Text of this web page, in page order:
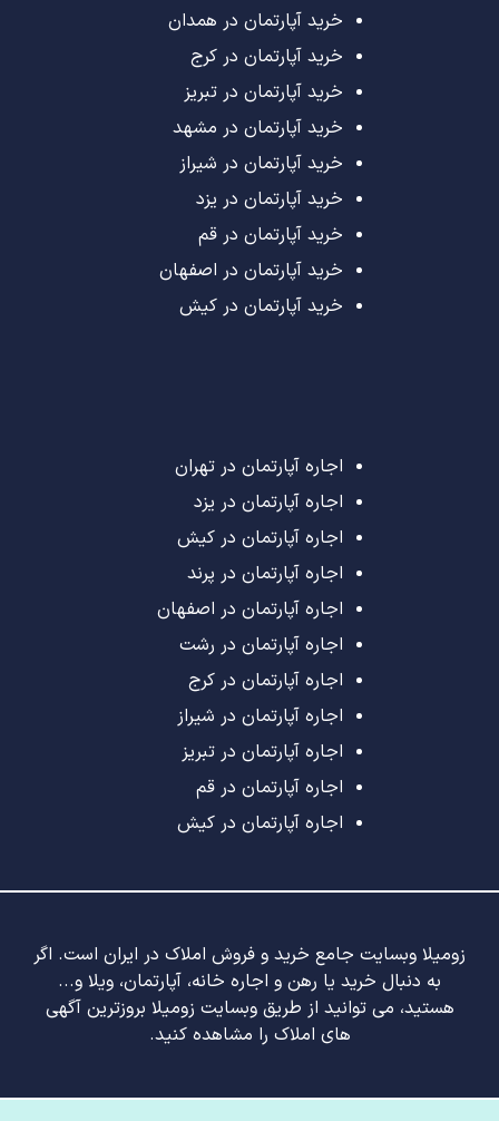
خرید آپارتمان در همدان
خرید آپارتمان در کرج
خرید آپارتمان در تبریز
خرید آپارتمان در مشهد
خرید آپارتمان در شیراز
خرید آپارتمان در یزد
خرید آپارتمان در قم
خرید آپارتمان در اصفهان
خرید آپارتمان در کیش
اجاره آپارتمان در تهران
اجاره آپارتمان در یزد
اجاره آپارتمان در کیش
اجاره آپارتمان در پرند
اجاره آپارتمان در اصفهان
اجاره آپارتمان در رشت
اجاره آپارتمان در کرج
اجاره آپارتمان در شیراز
اجاره آپارتمان در تبریز
اجاره آپارتمان در قم
اجاره آپارتمان در کیش
زومیلا وبسایت جامع خرید و فروش املاک در ایران است. اگر
به دنبال خرید یا رهن و اجاره خانه، آپارتمان، ویلا و...
هستید، می توانید از طریق وبسایت زومیلا بروزترین آگهی
های املاک را مشاهده کنید.